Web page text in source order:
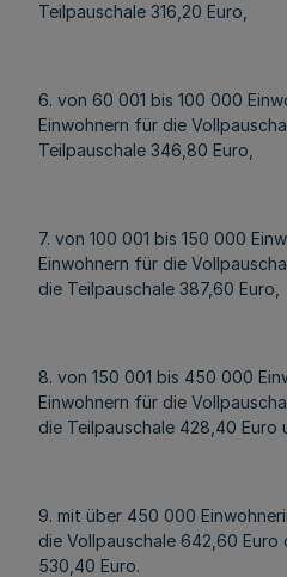
Teilpauschale 316,20 Euro,
6. von 60 001 bis 100 000
Einwohnern für die
Teilpauschale 346,80 Euro,
7. von 100 001 bis 150 000
Einwohnern für die
die Teilpauschale 387,60 Euro,
8. von 150 001 bis 450 000
Einwohnern für die
die Teilpauschale 428,40 Euro
9. mit über 450 000
die Vollpauschale 642,60
530,40 Euro.